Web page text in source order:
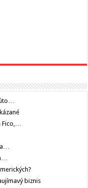
Fico,…
biznis